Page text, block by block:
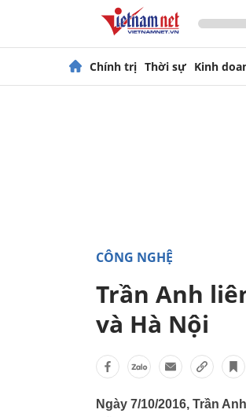
Chính trị Thời sự Kinh
CÔNG NGHỆ
Trần Anh
và Hà Nội
Ngày 7/10/2016, Trần